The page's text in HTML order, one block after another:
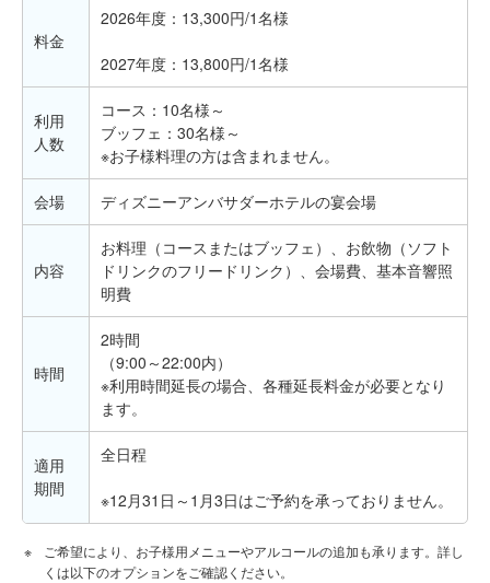
料金
2026年度：13,300円/1名様
2027年度：13,800円/1名様
利用
人数
コース：10名様～
ブッフェ：30名様～
※お子様料理の方は含まれません。
会場 ディズニーアンバサダーホテルの宴会場
内容
お料理（コースまたはブッフェ）、お飲物（ソフト
ドリンクのフリードリンク）、会場費、基本音響照
明費
時間
2時間
（9:00～22:00内）
※利用時間延長の場合、各種延長料金が必要となり
ます。
適用
期間
全日程
※12月31日～1月3日はご予約を承っておりません。
ご希望により、お子様用メニューやアルコールの追加も承ります。詳し
くは以下のオプションをご確認ください。